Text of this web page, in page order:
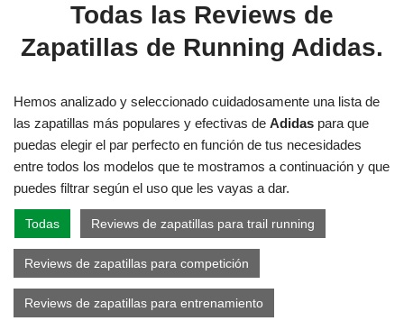
Todas las Reviews de
Zapatillas de Running Adidas.
Hemos analizado y seleccionado cuidadosamente una lista de
las zapatillas más populares y efectivas de Adidas para que
puedas elegir el par perfecto en función de tus necesidades
entre todos los modelos que te mostramos a continuación y que
puedes filtrar según el uso que les vayas a dar.
Todas Reviews de zapatillas para trail running
Reviews de zapatillas para competición
Reviews de zapatillas para entrenamiento